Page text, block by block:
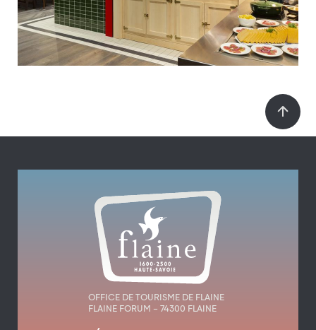
OFFICE DE TOURISME DE FLAINE
FLAINE FORUM – 74300 FLAINE